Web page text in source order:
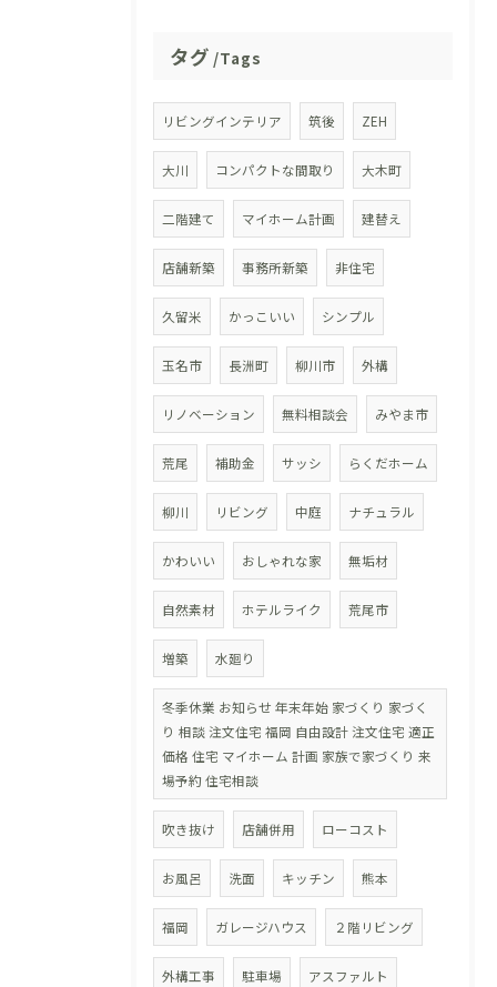
タグ Tags
リビングインテリア 筑後 ZEH
大川 コンパクトな間取り 大木町
二階建て マイホーム計画 建替え
店舗新築 事務所新築 非住宅
久留米 かっこいい シンプル
玉名市 長洲町 柳川市 外構
リノベーション 無料相談会 みやま市
荒尾 補助金 サッシ らくだホーム
柳川 リビング 中庭 ナチュラル
かわいい おしゃれな家 無垢材
自然素材 ホテルライク 荒尾市
増築 水廻り
冬季休業 お知らせ 年末年始 家づくり 家づく
り 相談 注文住宅 福岡 自由設計 注文住宅 適正
価格 住宅 マイホーム 計画 家族で家づくり 来
場予約 住宅相談
吹き抜け 店舗併用 ローコスト
お風呂 洗面 キッチン 熊本
福岡 ガレージハウス ２階リビング
外構工事 駐車場 アスファルト